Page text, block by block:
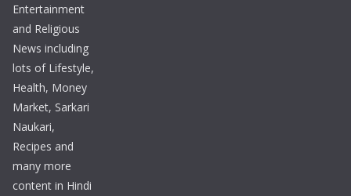
Entertainment
and Religious
News including
lots of Lifestyle,
Health, Money
Market, Sarkari
Naukari,
Recipes and
many more
content in Hindi